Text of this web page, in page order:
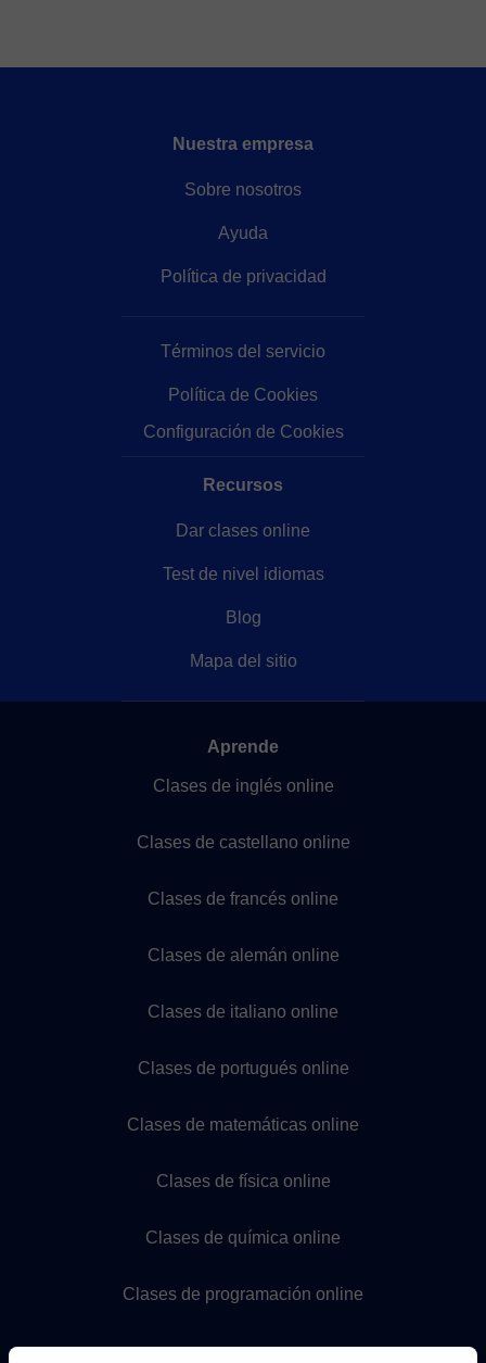
Nuestra empresa
Sobre nosotros
Ayuda
Política de privacidad
Términos del servicio
Política de Cookies
Configuración de Cookies
Recursos
Dar clases online
Test de nivel idiomas
Blog
Mapa del sitio
Aprende
Clases de inglés online
Clases de castellano online
Clases de francés online
Clases de alemán online
Clases de italiano online
Clases de portugués online
Clases de matemáticas online
Clases de física online
Clases de química online
Clases de programación online